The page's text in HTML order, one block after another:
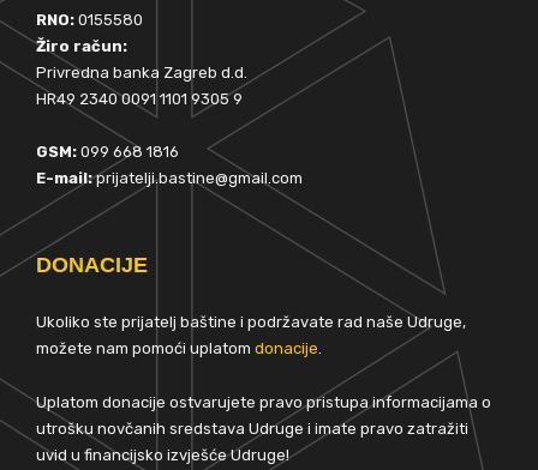
RNO: 0155580
Žiro račun:
Privredna banka Zagreb d.d.
HR49 2340 0091 1101 9305 9
GSM: 099 668 1816
E-mail:prijatelji.bastine@gmail.com
DONACIJE
Ukoliko ste prijatelj baštine i podržavate rad naše Udruge,
možete nam pomoći uplatom donacije.
Uplatom donacije ostvarujete pravo pristupa informacijama o
utrošku novčanih sredstava Udruge i imate pravo zatražiti
uvid u financijsko izvješće Udruge!